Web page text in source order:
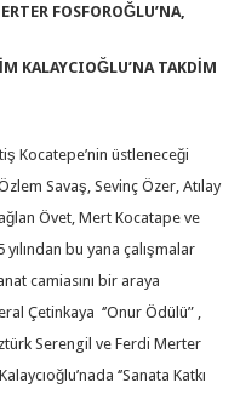
FOSFOROĞLU’NA,
KALAYCIOĞLU’NA TAKDİM
Kocatepe’nin üstleneceği
Savaş, Sevinç Özer, Atılay
Övet, Mert Kocatape ve
bu yana çalışmalar
camiasını bir araya
Çetinkaya ‘’Onur Ödülü” ,
Serengil ve Ferdi Merter
‘’Sanata Katkı